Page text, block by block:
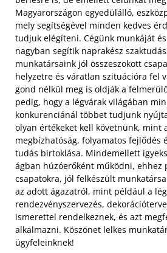
Magyarországon egyedülálló,
mely segítségével minden kedves
tudjuk elégíteni. Cégünk munkáját
nagyban segítik naprakész
munkatársaink jól összeszokott
helyzetre és váratlan szituációra fel
gond nélkül meg is oldják a
pedig, hogy a légvárak világában
konkurenciánál többet tudjunk
olyan értékeket kell követnünk, mint
megbízhatóság, folyamatos fejlődés
tudás birtoklása. Mindemellett
ágban húzóerőként működni, ehhez
csapatokra, jól felkészült
az adott ágazatról, mint például a
rendezvényszervezés,
ismerettel rendelkeznek, és azt
alkalmazni. Köszönet lelkes
ügyfeleinknek!